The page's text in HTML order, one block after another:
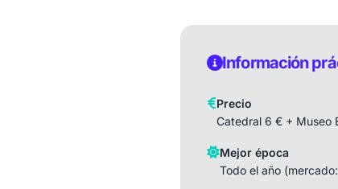
Información
Precio
Catedral 6 € + Museo
Mejor época
Todo el año